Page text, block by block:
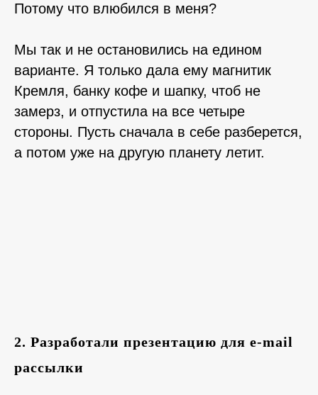
Потому что влюбился в меня?
Мы так и не остановились на едином
варианте. Я только дала ему магнитик
Кремля, банку кофе и шапку, чтоб не
замерз, и отпустила на все четыре
стороны. Пусть сначала в себе разберется,
а потом уже на другую планету летит.
2. Разработали презентацию для е-mail
рассылки